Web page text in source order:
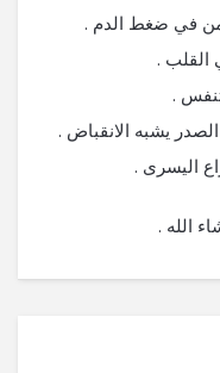
في ضغط الدم .
القلب .
.
يشبه الانقباض .
اليسرى .
الله .